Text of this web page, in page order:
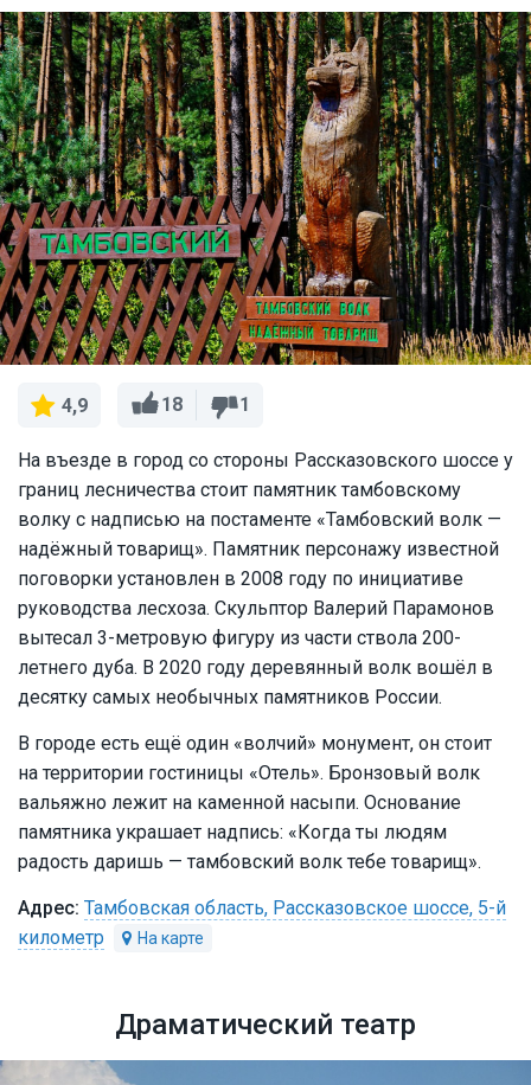
4,9 18 1
На въезде в город со стороны Рассказовского шоссе у
границ лесничества стоит памятник тамбовскому
волку с надписью на постаменте «Тамбовский волк —
надёжный товарищ». Памятник персонажу известной
поговорки установлен в 2008 году по инициативе
руководства лесхоза. Скульптор Валерий Парамонов
вытесал 3-метровую фигуру из части ствола 200-
летнего дуба. В 2020 году деревянный волк вошёл в
десятку самых необычных памятников России.
В городе есть ещё один «волчий» монумент, он стоит
на территории гостиницы «Отель». Бронзовый волк
вальяжно лежит на каменной насыпи. Основание
памятника украшает надпись: «Когда ты людям
радость даришь — тамбовский волк тебе товарищ».
Тамбовская область, Рассказовское шоссе, 5-й
километр
Драматический театр